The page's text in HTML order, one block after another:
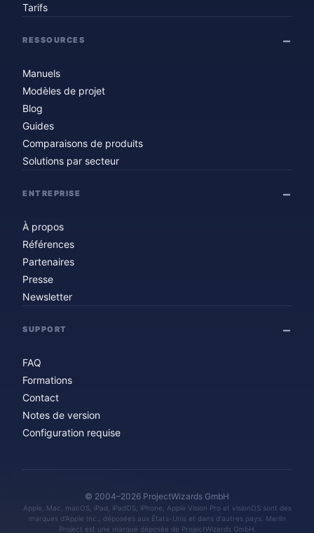
Tarifs
RESSOURCES
Manuels
Modèles de projet
Blog
Guides
Comparaisons de produits
Solutions par secteur
ENTREPRISE
À propos
Références
Partenaires
Presse
Newsletter
SUPPORT
FAQ
Formations
Contact
Notes de version
Configuration requise
© 2004–2026 ProjectWizards GmbH
Apple, Mac, macOS, iPad, iPadOS, iPhone, Apple Vision Pro et visionOS sont des
marques d'Apple Inc., déposées aux États-Unis et dans d'autres pays. Merlin
Project est une marque déposée de ProjectWizards GmbH.